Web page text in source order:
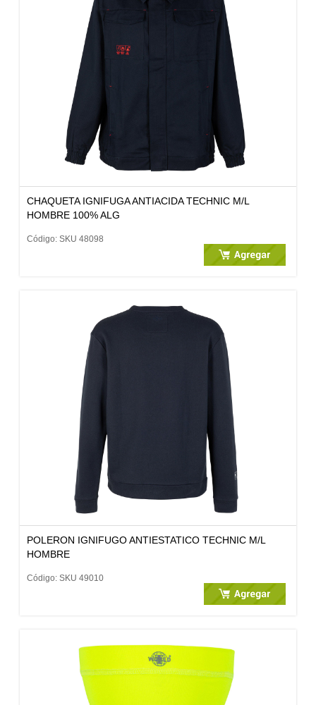
CHAQUETA IGNIFUGA ANTIACIDA TECHNIC M/L
HOMBRE 100% ALG
Código: SKU 48098
POLERON IGNIFUGO ANTIESTATICO TECHNIC M/L
HOMBRE
Código: SKU 49010